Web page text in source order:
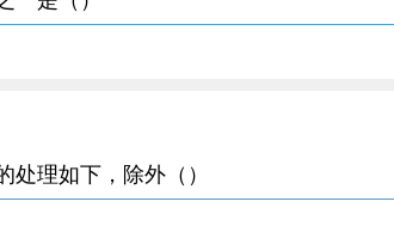
处理如下，除外（）